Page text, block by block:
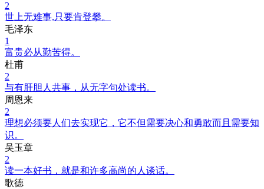
2
世上无难事,只要肯登攀。
毛泽东
1
富贵必从勤苦得。
杜甫
2
与有肝胆人共事，从无字句处读书。
周恩来
2
理想必须要人们去实现它，它不但需要决心和勇敢而且需要知
识。
吴玉章
2
读一本好书，就是和许多高尚的人谈话。
歌德